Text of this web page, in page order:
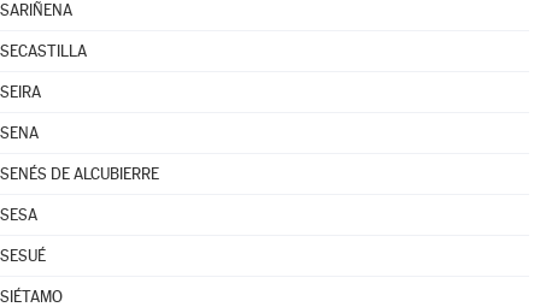
SARIÑENA
SECASTILLA
SEIRA
SENA
SENÉS DE ALCUBIERRE
SESA
SESUÉ
SIÉTAMO